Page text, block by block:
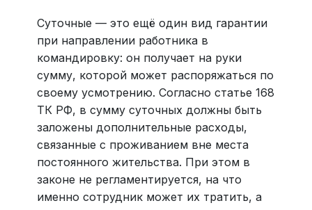
Суточные — это ещё один вид гарантии
при направлении работника в
командировку: он получает на руки
сумму, которой может распоряжаться по
своему усмотрению. Согласно статье 168
ТК РФ, в сумму суточных должны быть
заложены дополнительные расходы,
связанные с проживанием вне места
постоянного жительства. При этом в
законе не регламентируется, на что
именно сотрудник может их тратить, а